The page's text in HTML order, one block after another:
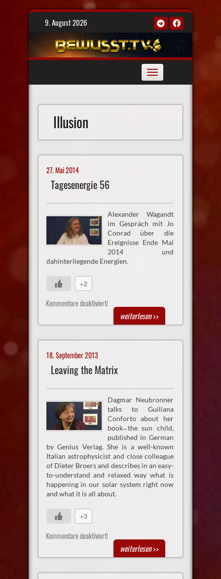
Skip
9. August 2026
Toggle
navigation
Illusion
27. Mai 2014
Tagesenergie 56
Alexander Wagandt
im Gespräch mit Jo
Conrad über die
Ereignisse Ende Mai
2014 und
dahinterliegende Energien.
+2
Kommentare deaktiviert!
weiterlesen>>
18. September 2013
Leaving the Matrix
Dagmar Neubronner
talks to Guiliana
Conforto about her
book ̶the sun child,
published in German
by Genius Verlag. She is a well-known
Italian astrophysicist and close colleague
of Dieter Broers and describes in an easy-
to-understand and relaxed way what is
happening in our solar system right now
and what it is all about.
+3
Kommentare deaktiviert!
weiterlesen>>